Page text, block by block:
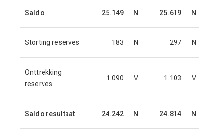
Saldo 25.149 N 25.619 N
Storting reserves 183 N 297 N
Onttrekking
reserves
1.090 V 1.103 V
Saldo resultaat 24.242 N 24.814 N